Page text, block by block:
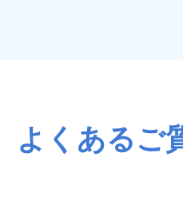
よくあるご